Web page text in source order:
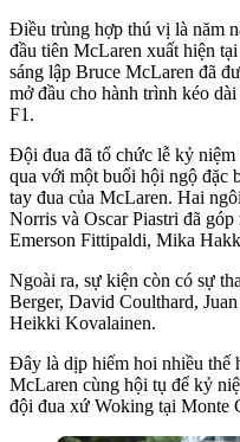
Điều trùng hợp thú vị là năm
đầu tiên McLaren xuất hiện
sáng lập Bruce McLaren đã
mở đầu cho hành trình kéo
F1.
Đội đua đã tổ chức lễ kỷ
qua với một buổi hội ngộ đặc
tay đua của McLaren. Hai
Norris và Oscar Piastri đã
Emerson Fittipaldi, Mika
Ngoài ra, sự kiện còn có sự
Berger, David Coulthard,
Heikki Kovalainen.
Đây là dịp hiếm hoi nhiều thế
McLaren cùng hội tụ để kỷ
đội đua xứ Woking tại Monte